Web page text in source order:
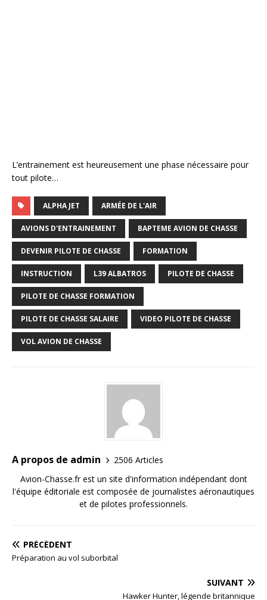
L’entrainement est heureusement une phase nécessaire pour
tout pilote…
ALPHA JET ARMÉE DE L'AIR
AVIONS D'ENTRAINEMENT BAPTEME AVION DE CHASSE
DEVENIR PILOTE DE CHASSE FORMATION
INSTRUCTION L39 ALBATROS PILOTE DE CHASSE
PILOTE DE CHASSE FORMATION
PILOTE DE CHASSE SALAIRE VIDEO PILOTE DE CHASSE
VOL AVION DE CHASSE
A propos de admin
2506 Articles
Avion-Chasse.fr est un site d'information indépendant dont
l'équipe éditoriale est composée de journalistes aéronautiques
et de pilotes professionnels.
PRÉCÉDENT
Préparation au vol suborbital
SUIVANT
Hawker Hunter, légende britannique